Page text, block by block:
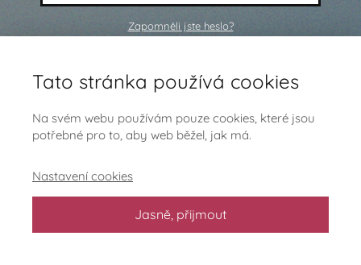
Zapomněli jste heslo?
Ještě nejsi členem a chceš se
přidat?
Tato stránka používá cookies
Na svém webu používám pouze cookies, které jsou
potřebné pro to, aby web běžel, jak má.
Nastavení cookies
Jasně, přijmout